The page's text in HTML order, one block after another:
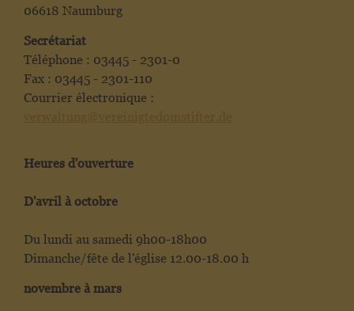
06618 Naumburg
Secrétariat
Téléphone : 03445 - 2301-0
Fax : 03445 - 2301-110
Courrier électronique :
Heures d'ouverture
D'avril à octobre
Du lundi au samedi 9h00-18h00
Dimanche/fête de l'église 12.00-18.00 h
novembre à mars